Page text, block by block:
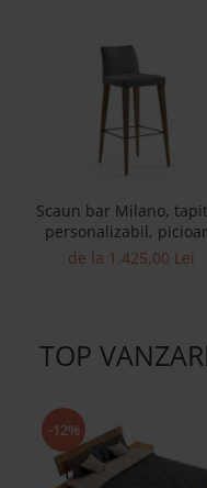
Scaun bar Milano,
personalizabil,
lemn masiv si otel, stil
de la 1.425,00 Lei
TOP
-12%